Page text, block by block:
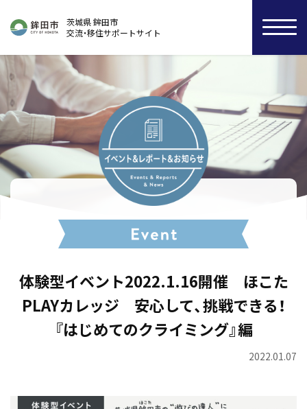
茨城県 鉾田市
交流・移住サポートサイト
体験型イベント2022.1.16開催 ほこた
PLAYカレッジ 安心して、挑戦できる！
『はじめてのクライミング』編
2022.01.07